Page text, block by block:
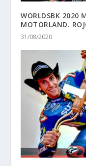
WORLDSBK 2020
MOTORLAND.
31/08/2020